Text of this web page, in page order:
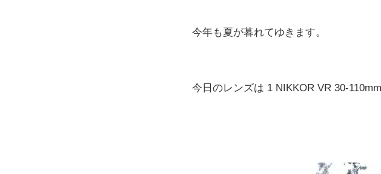
今年も夏が暮れてゆきます。
今日のレンズは 1 NIKKOR VR 30-